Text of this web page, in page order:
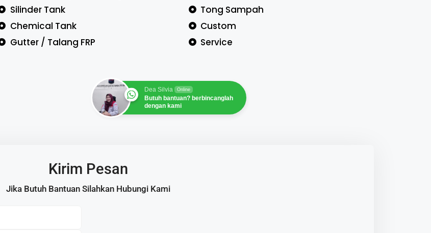
Silinder Tank
Chemical Tank
Gutter / Talang FRP
Tong Sampah
Custom
Service
Dea Silvia Online
Butuh bantuan? berbincanglah
dengan kami
Kirim Pesan
Jika Butuh Bantuan Silahkan Hubungi Kami